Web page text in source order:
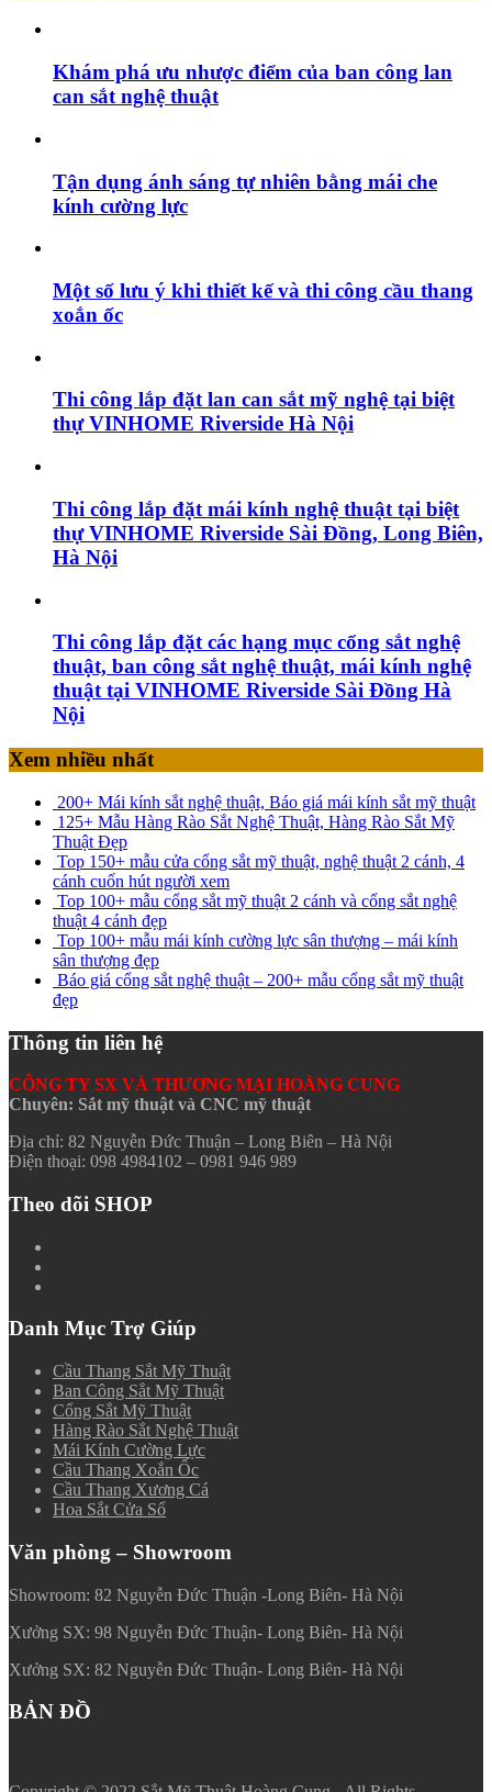
Khám phá ưu nhược điểm của ban công lan
can sắt nghệ thuật
Tận dụng ánh sáng tự nhiên bằng mái che
kính cường lực
Một số lưu ý khi thiết kế và thi công cầu thang
xoắn ốc
Thi công lắp đặt lan can sắt mỹ nghệ tại biệt
thự VINHOME Riverside Hà Nội
Thi công lắp đặt mái kính nghệ thuật tại biệt
thự VINHOME Riverside Sài Đồng, Long Biên,
Hà Nội
Thi công lắp đặt các hạng mục cổng sắt nghệ
thuật, ban công sắt nghệ thuật, mái kính nghệ
thuật tại VINHOME Riverside Sài Đồng Hà
Nội
Xem nhiều nhất
200+ Mái kính sắt nghệ thuật, Báo giá mái kính sắt mỹ thuật
125+ Mẫu Hàng Rào Sắt Nghệ Thuật, Hàng Rào Sắt Mỹ
Thuật Đẹp
Top 150+ mẫu cửa cổng sắt mỹ thuật, nghệ thuật 2 cánh, 4
cánh cuốn hút người xem
Top 100+ mẫu cổng sắt mỹ thuật 2 cánh và cổng sắt nghệ
thuật 4 cánh đẹp
Top 100+ mẫu mái kính cường lực sân thượng – mái kính
sân thượng đẹp
Báo giá cổng sắt nghệ thuật – 200+ mẫu cổng sắt mỹ thuật
đẹp
Thông tin liên hệ
CÔNG TY SX VÀ THƯƠNG MẠI HOÀNG CUNG
Chuyên: Sắt mỹ thuật và CNC mỹ thuật
Địa chỉ: 82 Nguyễn Đức Thuận – Long Biên – Hà Nội
Điện thoại: 098 4984102 – 0981 946 989
Theo dõi SHOP
Danh Mục Trợ Giúp
Cầu Thang Sắt Mỹ Thuật
Ban Công Sắt Mỹ Thuật
Cổng Sắt Mỹ Thuật
Hàng Rào Sắt Nghệ Thuật
Mái Kính Cường Lực
Cầu Thang Xoắn Ốc
Cầu Thang Xương Cá
Hoa Sắt Cửa Sổ
Văn phòng – Showroom
Showroom: 82 Nguyễn Đức Thuận -Long Biên- Hà Nội
Xưởng SX: 98 Nguyễn Đức Thuận- Long Biên- Hà Nội
Xưởng SX: 82 Nguyễn Đức Thuận- Long Biên- Hà Nội
BẢN ĐỒ